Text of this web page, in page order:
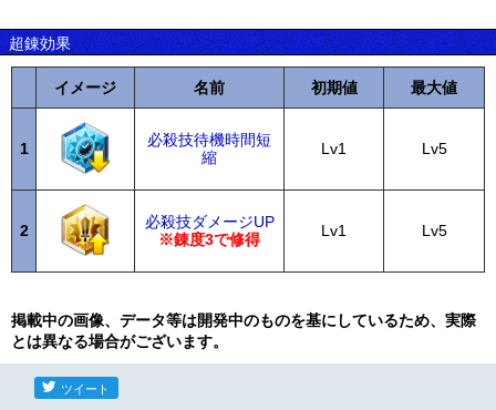
超錬効果
イメージ 名前 初期値 最大値
1
必殺技待機時間短
縮
Lv1 Lv5
2
必殺技ダメージUP
※錬度3で修得
Lv1 Lv5
掲載中の画像、データ等は開発中のものを基にしているため、実際
とは異なる場合がございます。
ツイート